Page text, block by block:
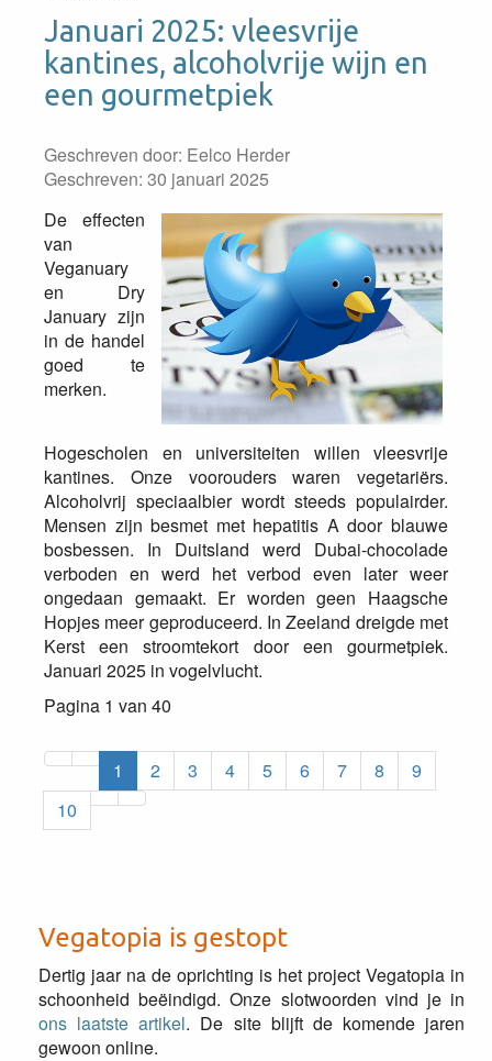
Januari 2025: vleesvrije
kantines, alcoholvrije wijn en
een gourmetpiek
Geschreven door: Eelco Herder
Geschreven: 30 januari 2025
De effecten
van
Veganuary
en Dry
January zijn
in de handel
goed te
merken.
Hogescholen en universiteiten willen vleesvrije
kantines. Onze voorouders waren vegetariërs.
Alcoholvrij speciaalbier wordt steeds populairder.
Mensen zijn besmet met hepatitis A door blauwe
bosbessen. In Duitsland werd Dubai-chocolade
verboden en werd het verbod even later weer
ongedaan gemaakt. Er worden geen Haagsche
Hopjes meer geproduceerd. In Zeeland dreigde met
Kerst een stroomtekort door een gourmetpiek.
Januari 2025 in vogelvlucht.
Pagina 1 van 40
1 2 3 4 5 6 7 8
9
10
Vegatopia is gestopt
Dertig jaar na de oprichting is het project Vegatopia in
schoonheid beëindigd. Onze slotwoorden vind je in
ons laatste artikel. De site blijft de komende jaren
gewoon online.